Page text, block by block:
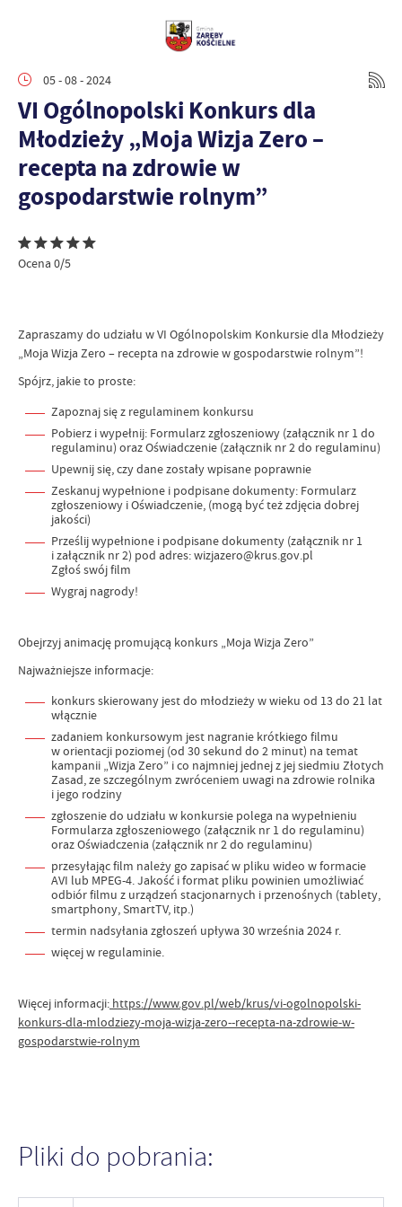
05 - 08 - 2024
VI Ogólnopolski Konkurs dla
Młodzieży „Moja Wizja Zero –
recepta na zdrowie w
gospodarstwie rolnym”
Ocena 0/5
Zapraszamy do udziału w VI Ogólnopolskim Konkursie dla Młodzieży
„Moja Wizja Zero – recepta na zdrowie w gospodarstwie rolnym”!
Spójrz, jakie to proste:
Zapoznaj się z regulaminem konkursu
Pobierz i wypełnij: Formularz zgłoszeniowy (załącznik nr 1 do
regulaminu) oraz Oświadczenie (załącznik nr 2 do regulaminu)
Upewnij się, czy dane zostały wpisane poprawnie
Zeskanuj wypełnione i podpisane dokumenty: Formularz
zgłoszeniowy i Oświadczenie, (mogą być też zdjęcia dobrej
jakości)
Prześlij wypełnione i podpisane dokumenty (załącznik nr 1
i załącznik nr 2) pod adres: wizjazero@krus.gov.pl
Zgłoś swój film
Wygraj nagrody!
Obejrzyj animację promującą konkurs „Moja Wizja Zero”
Najważniejsze informacje:
konkurs skierowany jest do młodzieży w wieku od 13 do 21 lat
włącznie
zadaniem konkursowym jest nagranie krótkiego filmu
w orientacji poziomej (od 30 sekund do 2 minut) na temat
kampanii „Wizja Zero” i co najmniej jednej z jej siedmiu Złotych
Zasad, ze szczególnym zwróceniem uwagi na zdrowie rolnika
i jego rodziny
zgłoszenie do udziału w konkursie polega na wypełnieniu
Formularza zgłoszeniowego (załącznik nr 1 do regulaminu)
oraz Oświadczenia (załącznik nr 2 do regulaminu)
przesyłając film należy go zapisać w pliku wideo w formacie
AVI lub MPEG-4. Jakość i format pliku powinien umożliwiać
odbiór filmu z urządzeń stacjonarnych i przenośnych (tablety,
smartphony, SmartTV, itp.)
termin nadsyłania zgłoszeń upływa 30 września 2024 r.
więcej w regulaminie.
Więcej informacji: https://www.gov.pl/web/krus/vi-ogolnopolski-
konkurs-dla-mlodziezy-moja-wizja-zero--recepta-na-zdrowie-w-
gospodarstwie-rolnym
Pliki do pobrania: